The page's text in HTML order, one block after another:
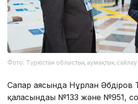
Фото: Түркістан облыстық аумақтық
Сапар аясында Нұрлан Әбдіров
қаласындағы №133 және №951,